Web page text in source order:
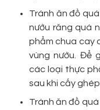
Tránh ăn đồ
nướu răng quá
phẩm chua cay
vùng nướu. Để
các loại thực
sau khi cấy
Tránh ăn đồ